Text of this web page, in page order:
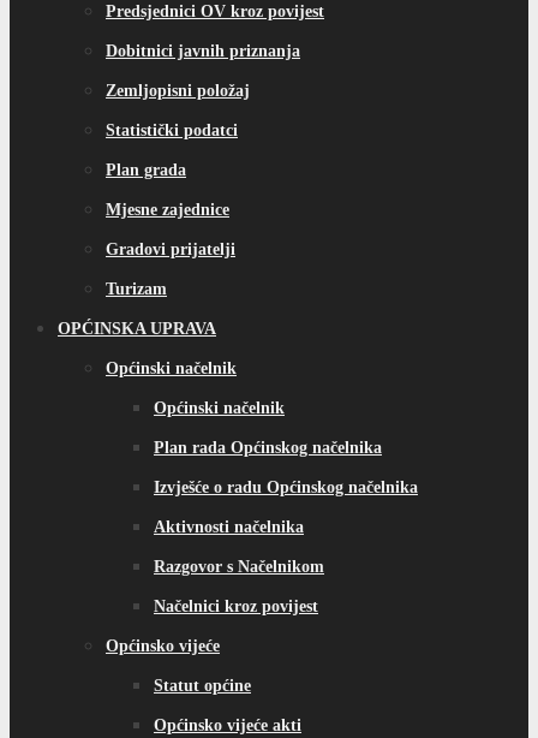
Predsjednici OV kroz povijest
Dobitnici javnih priznanja
Zemljopisni položaj
Statistički podatci
Plan grada
Mjesne zajednice
Gradovi prijatelji
Turizam
OPĆINSKA UPRAVA
Općinski načelnik
Općinski načelnik
Plan rada Općinskog načelnika
Izvješće o radu Općinskog načelnika
Aktivnosti načelnika
Razgovor s Načelnikom
Načelnici kroz povijest
Općinsko vijeće
Statut općine
Općinsko vijeće akti